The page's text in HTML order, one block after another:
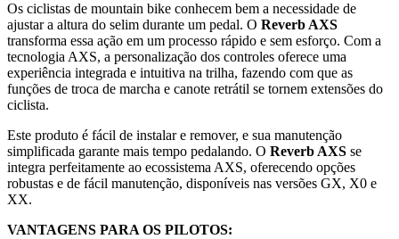
Os ciclistas de mountain bike conhecem bem a necessidade de
ajustar a altura do selim durante um pedal. O Reverb AXS
transforma essa ação em um processo rápido e sem esforço. Com a
tecnologia AXS, a personalização dos controles oferece uma
experiência integrada e intuitiva na trilha, fazendo com que as
funções de troca de marcha e canote retrátil se tornem extensões do
ciclista.
Este produto é fácil de instalar e remover, e sua manutenção
simplificada garante mais tempo pedalando. O Reverb AXS se
integra perfeitamente ao ecossistema AXS, oferecendo opções
robustas e de fácil manutenção, disponíveis nas versões GX, X0 e
XX.
VANTAGENS PARA OS PILOTOS: